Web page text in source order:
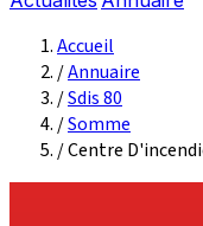
Accueil
/Annuaire
/Sdis 80
/Somme
/Centre